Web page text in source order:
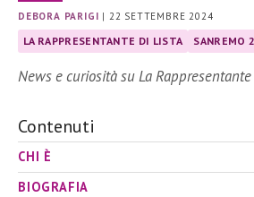
DEBORA PARIGI | 22 SETTEMBRE 2024
LA RAPPRESENTANTE DI LISTA SANREMO
News e curiosità su La
Contenuti
CHI È
BIOGRAFIA